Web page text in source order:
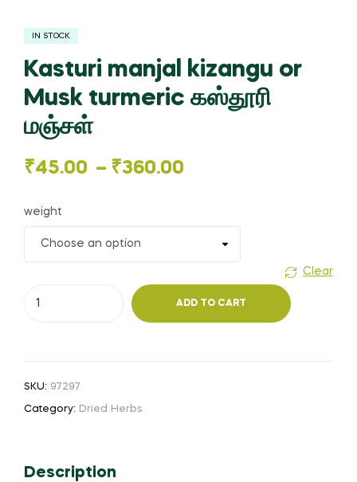
IN STOCK
Kasturi manjal kizangu or
Musk turmeric கஸ்தூரி
மஞ்சள்
₹45.00 – ₹360.00
Price
range:
₹45.00
₹360.00
weight
Clear
turmeric
கஸ்தூரி
ADD TO CART
SKU: 97297
Category: Dried Herbs
Description